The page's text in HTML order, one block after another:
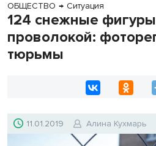
ОБЩЕСТВО → Ситуация
124 снежные
проволокой:
тюрьмы
11.01.2019 Алина Кухмарь